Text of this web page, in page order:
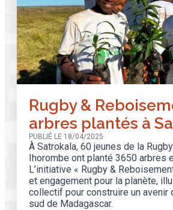
Rugby &
arbres plantés à
PUBLIÉ LE 18/04/2025
À Satrokala, 60 jeunes de la
Ihorombe ont planté 3650 arbres
L’initiative « Rugby &
et engagement pour la planète,
collectif pour construire un avenir
sud de Madagascar.